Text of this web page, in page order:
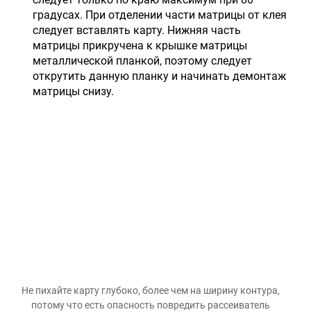
градусах. При отделении части матрицы от клея
следует вставлять карту. Нижняя часть
матрицы прикручена к крышке матрицы
металлической планкой, поэтому следует
открутить данную планку и начинать демонтаж
матрицы снизу.
Не пихайте карту глубоко, более чем на ширину контура,
потому что есть опасность повредить рассеиватель